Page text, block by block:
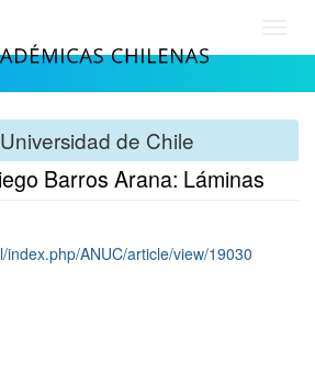
de Chile
Barros Arana: Láminas
index.php/ANUC/article/view/19030